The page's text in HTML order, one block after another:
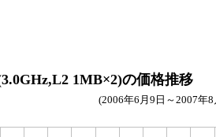
1MB×2)の価格推移
(2006年6月9日～2007年